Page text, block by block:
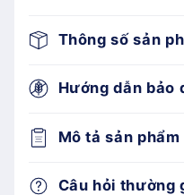
Thông số sản
Hướng dẫn bảo
Mô tả sản phẩm
Câu hỏi thường